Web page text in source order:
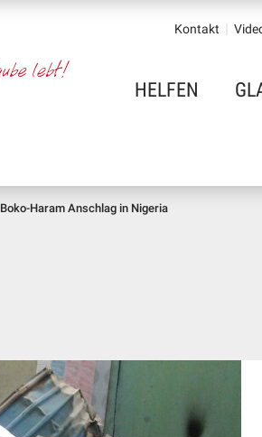
Kontakt
HELFEN
Boko-Haram Anschlag in Nigeria